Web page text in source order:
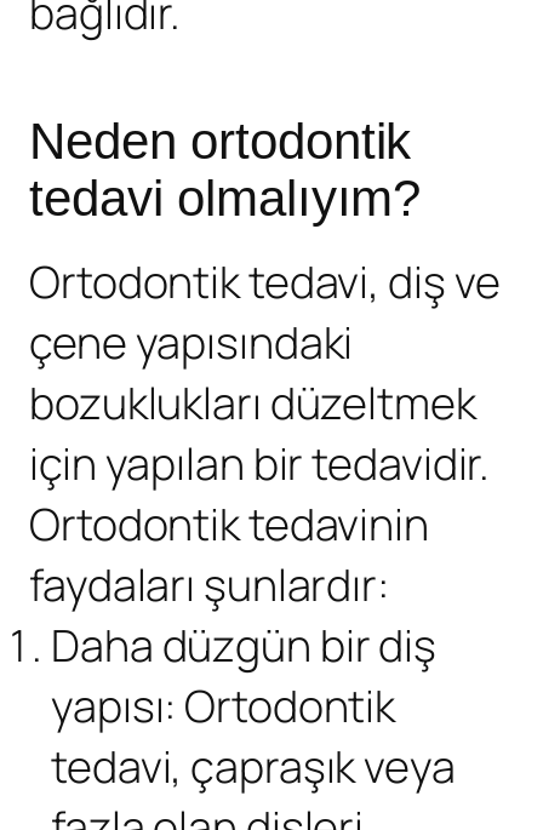
bağlıdır.
Neden ortodontik
tedavi olmalıyım?
Ortodontik tedavi, diş ve
çene yapısındaki
bozuklukları düzeltmek
için yapılan bir tedavidir.
Ortodontik tedavinin
faydaları şunlardır:
Daha düzgün bir diş
yapısı: Ortodontik
tedavi, çapraşık veya